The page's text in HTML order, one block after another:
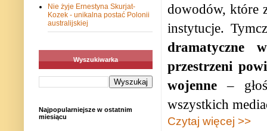
dowodów, które
instytucje.
dramatyczne
przestrzeni
wojenne –
wszystkich
Czytaj więcej >>
Nie żyje Ernestyna Skurjat-
Kozek - unikalna postać Polonii
australijskiej
Wyszukiwarka
Najpopularniejsze w ostatnim
miesiącu